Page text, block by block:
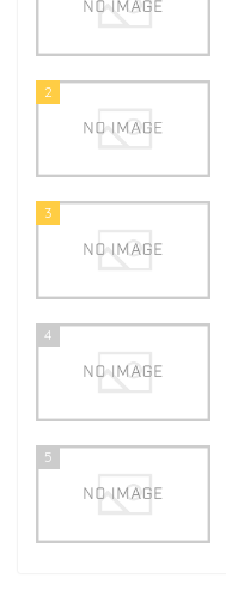
2
3
4
5